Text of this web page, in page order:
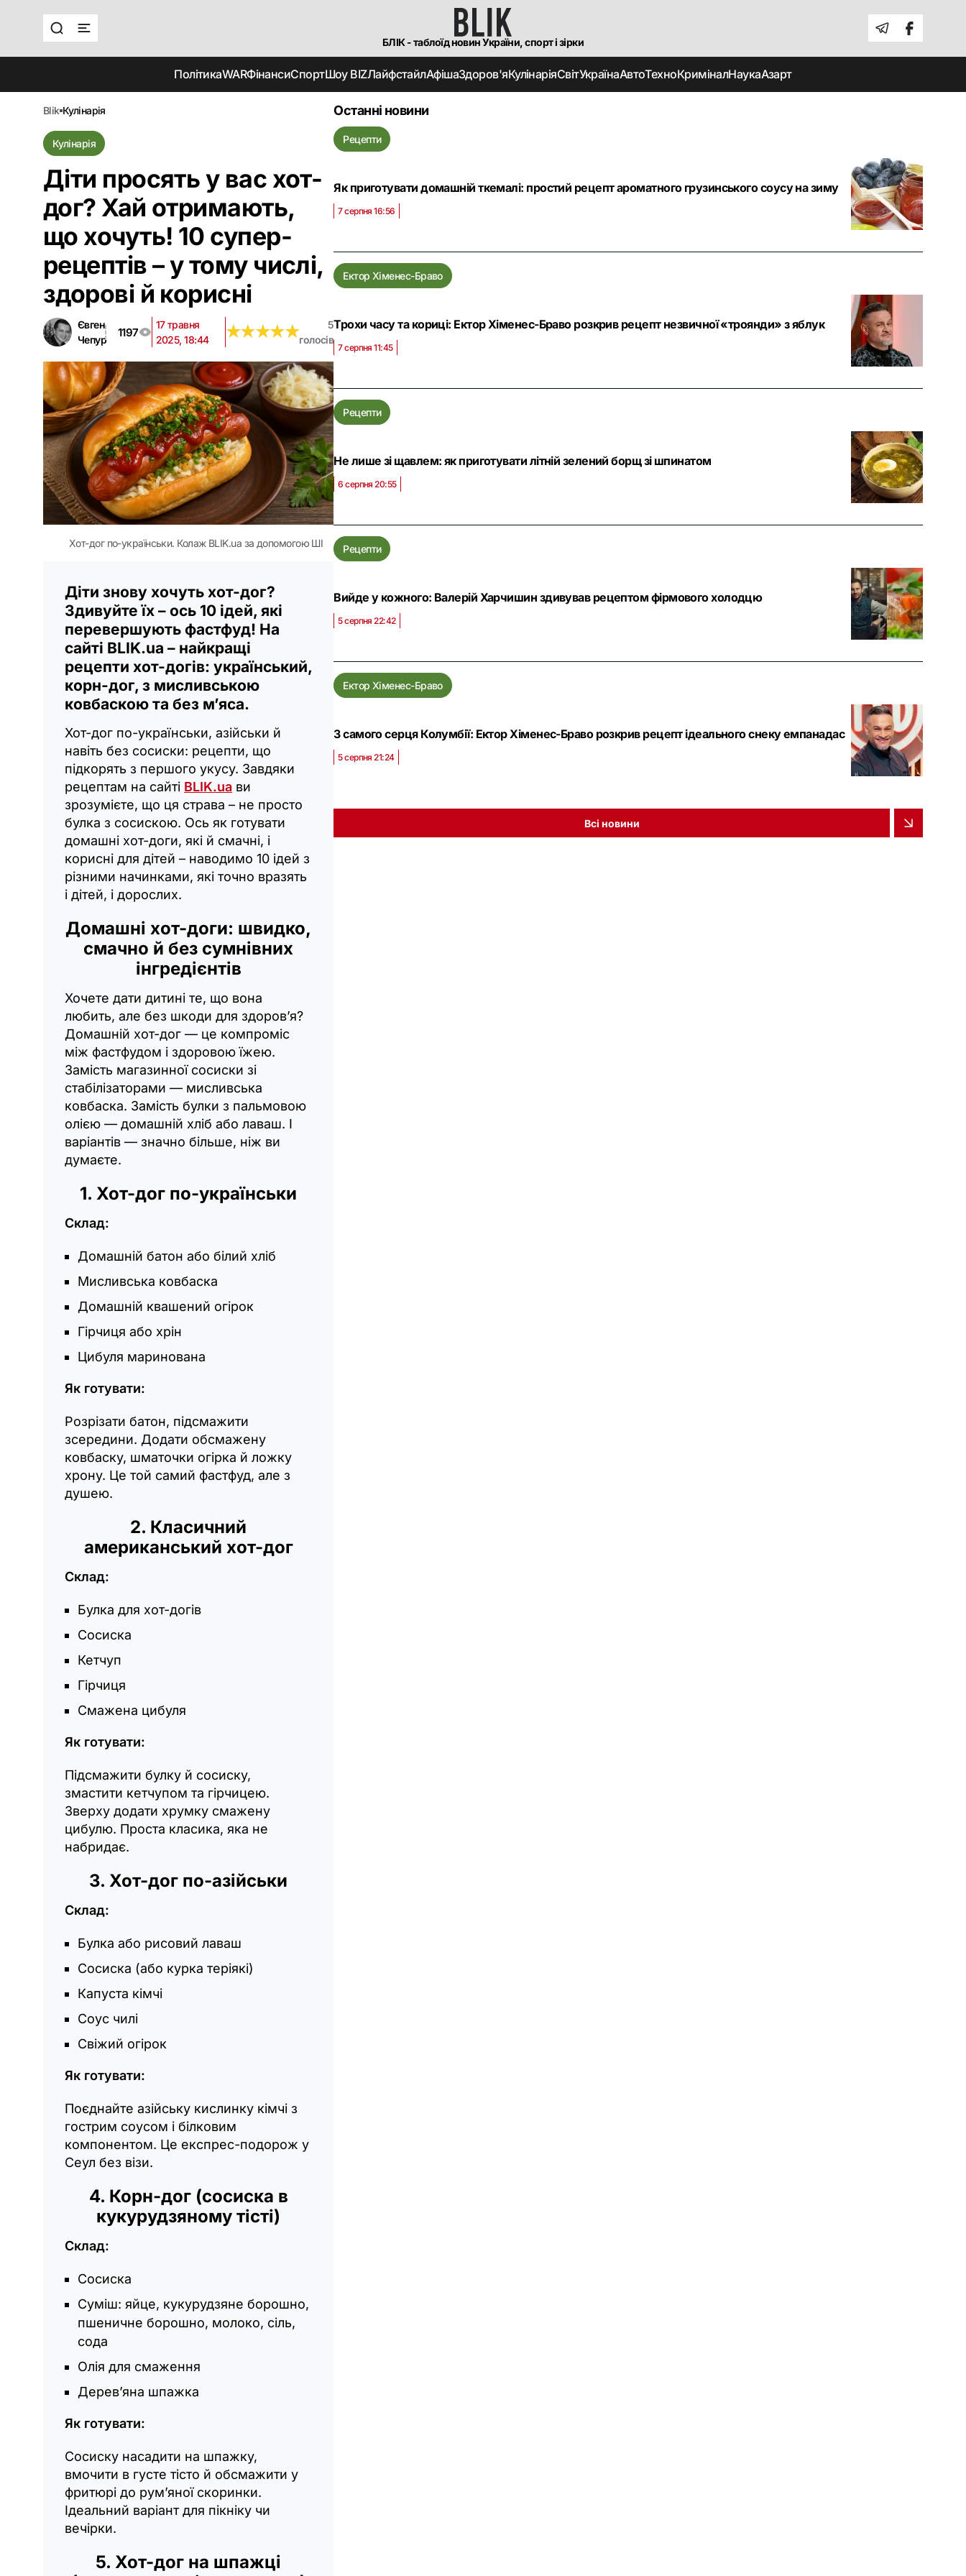
БЛІК - таблоїд новин України, спорт і зірки
ПолітикаWARФінансиСпортШоу BIZЛайфстайлАфішаЗдоров'яКулінаріяСвітУкраїнаАвтоТехноКриміналНаукаАзарт
blik кулінарія
Кулінарія
Діти просять у вас хот-
дог? Хай отримають,
що хочуть! 10 супер-
рецептів – у тому числі,
здорові й корисні
Євген
Чепур
1197
17 травня
2025, 18:44
★★★★★
★★★★★
5
голосів
Хот-дог по-українськи. Колаж BLIK.ua за допомогою ШІ
Діти знову хочуть хот-дог?
Здивуйте їх – ось 10 ідей, які
перевершують фастфуд! На
сайті BLIK.ua – найкращі
рецепти хот-догів: український,
корн-дог, з мисливською
ковбаскою та без м’яса.
Хот-дог по-українськи, азійськи й
навіть без сосиски: рецепти, що
підкорять з першого укусу. Завдяки
рецептам на сайті BLIK.ua ви
зрозумієте, що ця страва – не просто
булка з сосискою. Ось як готувати
домашні хот-доги, які й смачні, і
корисні для дітей – наводимо 10 ідей з
різними начинками, які точно вразять
і дітей, і дорослих.
Домашні хот-доги: швидко,
смачно й без сумнівних
інгредієнтів
Хочете дати дитині те, що вона
любить, але без шкоди для здоров’я?
Домашній хот-дог — це компроміс
між фастфудом і здоровою їжею.
Замість магазинної сосиски зі
стабілізаторами — мисливська
ковбаска. Замість булки з пальмовою
олією — домашній хліб або лаваш. І
варіантів — значно більше, ніж ви
думаєте.
1. Хот-дог по-українськи
Склад:
Домашній батон або білий хліб
Мисливська ковбаска
Домашній квашений огірок
Гірчиця або хрін
Цибуля маринована
Як готувати:
Розрізати батон, підсмажити
зсередини. Додати обсмажену
ковбаску, шматочки огірка й ложку
хрону. Це той самий фастфуд, але з
душею.
2. Класичний
американський хот-дог
Склад:
Булка для хот-догів
Сосиска
Кетчуп
Гірчиця
Смажена цибуля
Як готувати:
Підсмажити булку й сосиску,
змастити кетчупом та гірчицею.
Зверху додати хрумку смажену
цибулю. Проста класика, яка не
набридає.
3. Хот-дог по-азійськи
Склад:
Булка або рисовий лаваш
Сосиска (або курка теріякі)
Капуста кімчі
Соус чилі
Свіжий огірок
Як готувати:
Поєднайте азійську кислинку кімчі з
гострим соусом і білковим
компонентом. Це експрес-подорож у
Сеул без візи.
4. Корн-дог (сосиска в
кукурудзяному тісті)
Склад:
Сосиска
Суміш: яйце, кукурудзяне борошно,
пшеничне борошно, молоко, сіль,
сода
Олія для смаження
Дерев’яна шпажка
Як готувати:
Сосиску насадити на шпажку,
вмочити в густе тісто й обсмажити у
фритюрі до рум’яної скоринки.
Ідеальний варіант для пікніку чи
вечірки.
5. Хот-дог на шпажці
Останні новини
Рецепти
Як приготувати домашній ткемалі: простий рецепт ароматного грузинського соусу на зиму
7 серпня 16:56
Ектор Хіменес-Браво
Трохи часу та кориці: Ектор Хіменес-Браво розкрив рецепт незвичної «троянди» з яблук
7 серпня 11:45
Рецепти
Не лише зі щавлем: як приготувати літній зелений борщ зі шпинатом
6 серпня 20:55
Рецепти
Вийде у кожного: Валерій Харчишин здивував рецептом фірмового холодцю
5 серпня 22:42
Ектор Хіменес-Браво
З самого серця Колумбії: Ектор Хіменес-Браво розкрив рецепт ідеального снеку емпанадас
5 серпня 21:24
Всі новини